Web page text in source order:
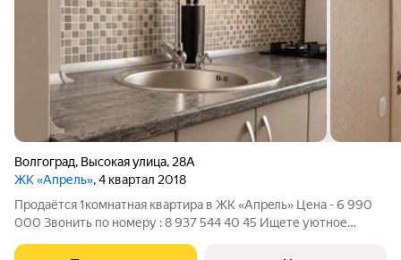
Волгоград, Высокая улица, 28А
ЖК «Апрель», 4 квартал 2018
Пpодаётcя 1комнатная квартира в ЖК «Aпрeль» Цена - 6 990
000 Звонить по номеру : 8 937 544 40 45 Ищете уютное